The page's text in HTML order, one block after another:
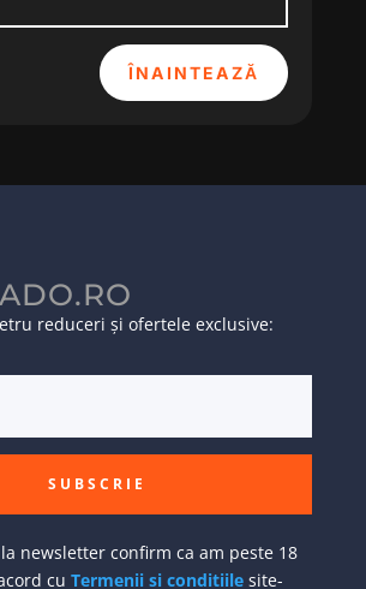
ÎNAINTEAZĂ
reduceri și ofertele exclusive:
SUBSCRIE
newsletter confirm ca am peste 18
cu Termenii si conditiilesite-